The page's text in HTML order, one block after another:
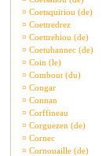
¤ Coetsquiriou (de)
¤ Coettredrez
¤ Coettrehiou (de)
¤ Coetuhannec (de)
¤ Coin (le)
¤ Combout (du)
¤ Congar
¤ Connan
¤ Corffineau
¤ Corguezen (de)
¤ Cornec
¤ Cornouaille (de)